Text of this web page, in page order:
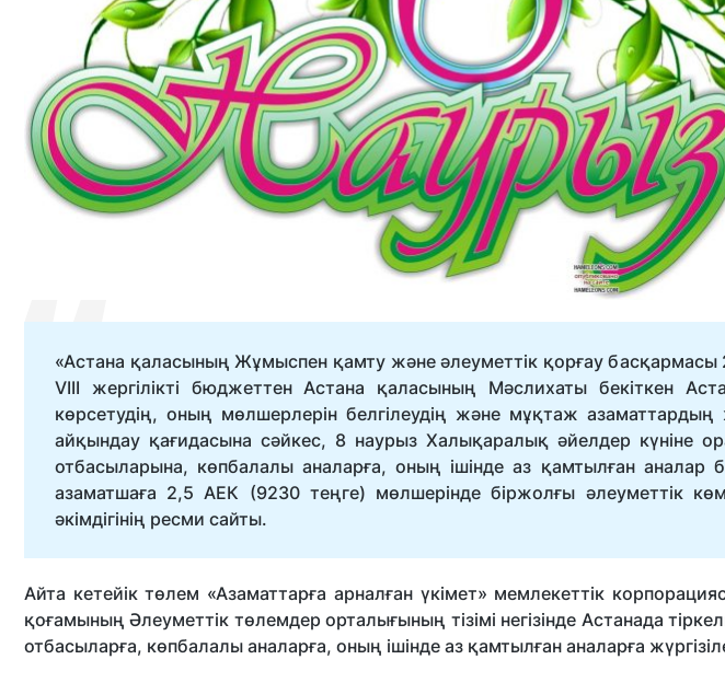
«Астана қаласының Жұмыспен қамту және әлеуметтік қорғау
VIII жергілікті бюджеттен Астана қаласының Мәслихаты бекіткен
көрсетудің, оның мөлшерлерін белгілеудің және мұқтаж азаматтардың
айқындау қағидасына сәйкес, 8 наурыз Халықаралық әйелдер күніне
отбасыларына, көпбалалы аналарға, оның ішінде аз қамтылған
азаматшаға 2,5 АЕК (9230 теңге) мөлшерінде біржолғы әлеуметтік
әкімдігінің ресми сайты.
Айта кетейік төлем «Азаматтарға арналған үкімет» мемлекеттік
қоғамының Әлеуметтік төлемдер орталығының тізімі негізінде Астанада
отбасыларға, көпбалалы аналарға, оның ішінде аз қамтылған аналарға